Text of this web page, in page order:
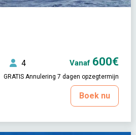
4 Vanaf 600€
GRATIS Annulering 7 dagen opzegtermijn
Boek nu